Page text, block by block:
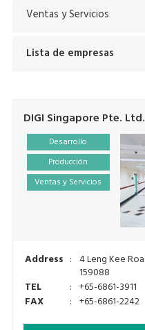
Ventas y Servicios
Lista de empresas
DIGI Singapore Pte. Ltd.
Desarrollo
Producción
Ventas y Servicios
Address : 4 Leng Kee
159088
TEL
: +65-6861-3911
FAX
: +65-6861-2242